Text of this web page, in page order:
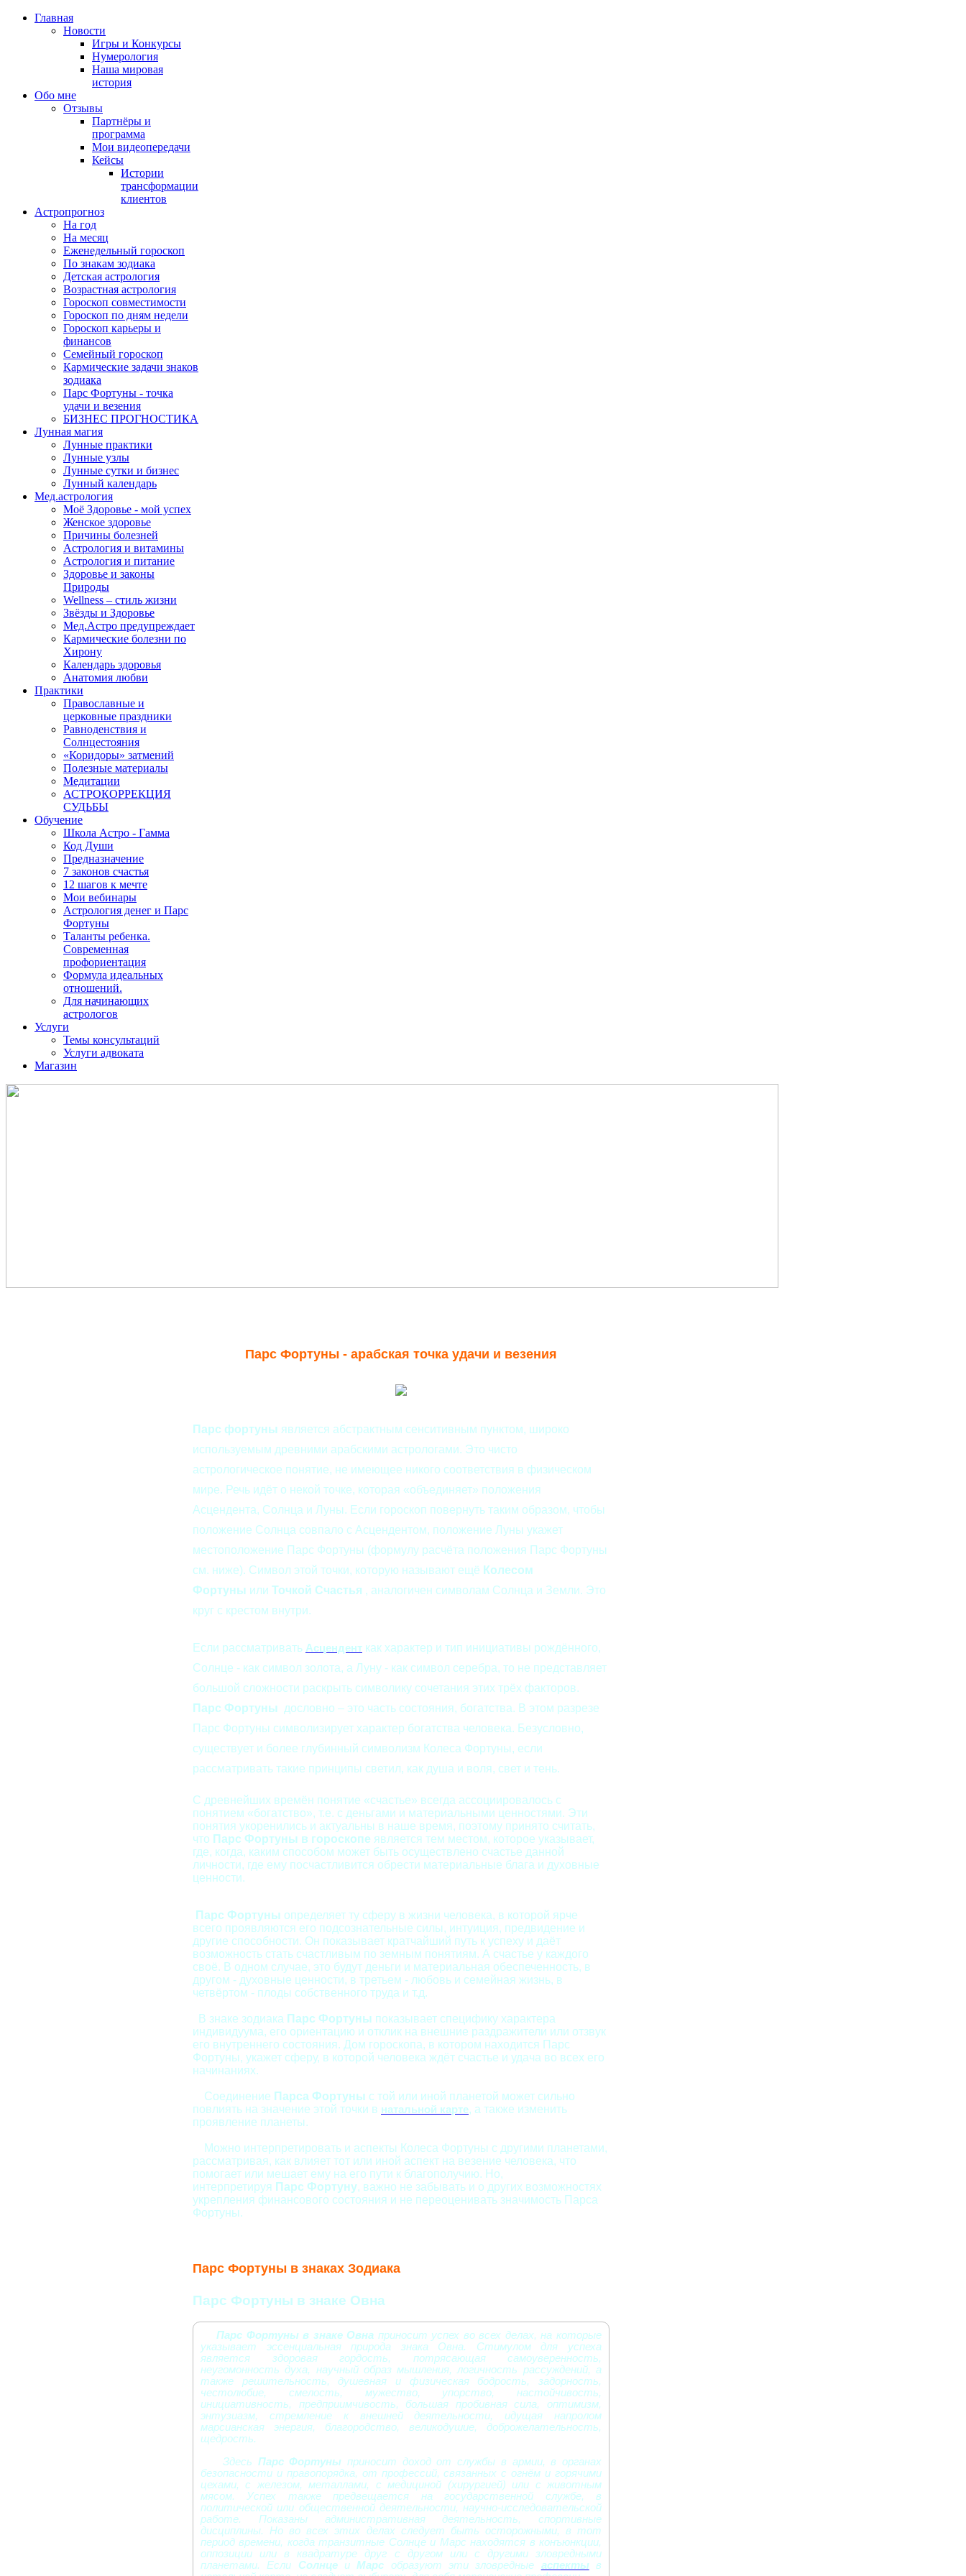
Главная
Новости
Игры и Конкурсы
Нумерология
Наша мировая
история
Обо мне
Отзывы
Партнёры и
программа
Мои видеопередачи
Кейсы
Истории
трансформации
клиентов
Астропрогноз
На год
На месяц
Еженедельный гороскоп
По знакам зодиака
Детская астрология
Возрастная астрология
Гороскоп совместимости
Гороскоп по дням недели
Гороскоп карьеры и
финансов
Семейный гороскоп
Кармические задачи знаков
зодиака
Парс Фортуны - точка
удачи и везения
БИЗНЕС ПРОГНОСТИКА
Лунная магия
Лунные практики
Лунные узлы
Лунные сутки и бизнес
Лунный календарь
Мед.астрология
Моё Здоровье - мой успех
Женское здоровье
Причины болезней
Астрология и витамины
Астрология и питание
Здоровье и законы
Природы
Wellness – стиль жизни
Звёзды и Здоровье
Мед.Астро предупреждает
Кармические болезни по
Хирону
Календарь здоровья
Анатомия любви
Практики
Православные и
церковные праздники
Равноденствия и
Солнцестояния
«Коридоры» затмений
Полезные материалы
Медитации
АСТРОКОРРЕКЦИЯ
СУДЬБЫ
Обучение
Школа Астро - Гамма
Код Души
Предназначение
7 законов счастья
12 шагов к мечте
Мои вебинары
Астрология денег и Парс
Фортуны
Таланты ребенка.
Современная
профориентация
Формула идеальных
отношений.
Для начинающих
астрологов
Услуги
Темы консультаций
Услуги адвоката
Магазин
Парс Фортуны - арабская точка удачи и везения
Парс фортуны является абстрактным сенситивным пунктом, широко
используемым древними арабскими астрологами. Это чисто
астрологическое понятие, не имеющее никого соответствия в физическом
мире. Речь идёт о некой точке, которая «объединяет» положения
Асцендента, Солнца и Луны. Если гороскоп повернуть таким образом, чтобы
положение Солнца совпало с Асцендентом, положение Луны укажет
местоположение Парс Фортуны (формулу расчёта положения Парс Фортуны
см. ниже). Символ этой точки, которую называют ещё Колесом
Фортуны или Точкой Счастья , аналогичен символам Солнца и Земли. Это
круг с крестом внутри.
Если рассматривать Асцендент как характер и тип инициативы рождённого,
Солнце - как символ золота, а Луну - как символ серебра, то не представляет
большой сложности раскрыть символику сочетания этих трёх факторов.
Парс Фортуны дословно – это часть состояния, богатства. В этом разрезе
Парс Фортуны символизирует характер богатства человека. Безусловно,
существует и более глубинный символизм Колеса Фортуны, если
рассматривать такие принципы светил, как душа и воля, свет и тень.
С древнейших времён понятие «счастье» всегда ассоциировалось с
понятием «богатство», т.е. с деньгами и материальными ценностями. Эти
понятия укоренились и актуальны в наше время, поэтому принято считать,
что Парс Фортуны в гороскопе является тем местом, которое указывает,
где, когда, каким способом может быть осуществлено счастье данной
личности, где ему посчастливится обрести материальные блага и духовные
ценности.
Парс Фортуны определяет ту сферу в жизни человека, в которой ярче
всего проявляются его подсознательные силы, интуиция, предвидение и
другие способности. Он показывает кратчайший путь к успеху и даёт
возможность стать счастливым по земным понятиям. А счастье у каждого
своё. В одном случае, это будут деньги и материальная обеспеченность, в
другом - духовные ценности, в третьем - любовь и семейная жизнь, в
четвёртом - плоды собственного труда и т.д.
В знаке зодиака Парс Фортуны показывает специфику характера
индивидуума, его ориентацию и отклик на внешние раздражители или отзвук
его внутреннего состояния. Дом гороскопа, в котором находится Парс
Фортуны, укажет сферу, в которой человека ждёт счастье и удача во всех его
начинаниях.
Соединение Парса Фортуны с той или иной планетой может сильно
повлиять на значение этой точки в натальной карте, а также изменить
проявление планеты.
Можно интерпретировать и аспекты Колеса Фортуны с другими планетами,
рассматривая, как влияет тот или иной аспект на везение человека, что
помогает или мешает ему на его пути к благополучию. Но,
интерпретируя Парс Фортуну, важно не забывать и о других возможностях
укрепления финансового состояния и не переоценивать значимость Парса
Фортуны.
Парс Фортуны в знаках Зодиака
Парс Фортуны в знаке Овна
Парс Фортуны в знаке Овна приносит успех во всех делах, на которые
указывает эссенциальная природа знака Овна. Стимулом для успеха
является здоровая гордость, потрясающая самоуверенность,
неугомонность духа, научный образ мышления, логичность рассуждений, а
также решительность, душевная и физическая бодрость, задорность,
честолюбие, смелость, мужество, упорство, настойчивость,
инициативность, предприимчивость, большая пробивная сила, оптимизм,
энтузиазм, стремление к внешней деятельности, идущая напролом
марсианская энергия, благородство, великодушие, доброжелательность,
щедрость.
Здесь Парс Фортуны приносит доход от службы в армии, в органах
безопасности и правопорядка, от профессий, связанных с огнём и горячими
цехами, с железом, металлами, с медициной (хирургией) или с животным
мясом. Успех также предвещается на государственной службе, в
политической или общественной деятельности, научно-исследовательской
работе. Показаны административная деятельность, спортивные
дисциплины. Но во всех этих делах следует быть осторожными, в тот
период времени, когда транзитные Солнце и Марс находятся в конъюнкции,
оппозиции или в квадратуре друг с другом или с другими зловредными
планетами. Если СолнцеиМарс образуют эти зловредные аспекты в